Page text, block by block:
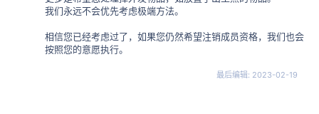
我们永远不会优先考虑极端方法。
相信您已经考虑过了，如果您仍然希望注销成员资格，我们也会
按照您的意愿执行。
最后编辑: 2023-02-19